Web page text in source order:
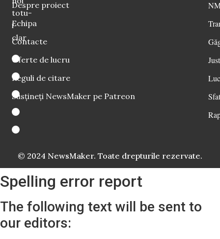
totu-
i
clar
Despre proiect
Echipa
Contacte
Oferte de lucru
Reguli de citare
Susțineți NewsMaker pe Patreon
© 2024 NewsMaker. Toate drepturile rezervate.
Spelling error report
The following text will be sent to
our editors: